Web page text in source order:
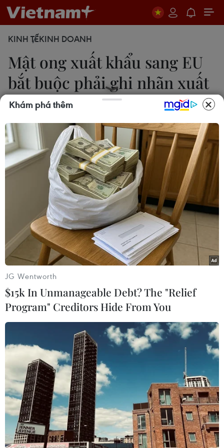
KINH TẾKINH DOANH
Mật ong xuất khẩu sang EU
bắt buộc phải ghi nhãn xuất
xứ
Uyên Hương
08/02/2024 05:39
Chỉ thị sửa đổi của EU sẽ đưa ra những thay đổi
như ghi nhãn xuất xứ bắt buộc đối với mật ong,
các quốc gia xuất xứ trong mật ong hỗn hợp sẽ
phải xuất hiện trên nhãn.
Khai thác mật ong tại Cao Bằng. (Ảnh: Chu Hiệu/TTXVN)
Thương vụ Việt Nam tại Bỉ, Luxembourg và EU
cho biết cuối tháng 1/2024 vừa qua, Nghị viện
châu Âu và Hội đồng châu Âu đạt được một thỏa
thuận nhằm xem xét và củng cố các tiêu chuẩn
Khám phá thêm
JG Wentworth
$15k In Unmanageable Debt? The "Relief
Program" Creditors Hide From You